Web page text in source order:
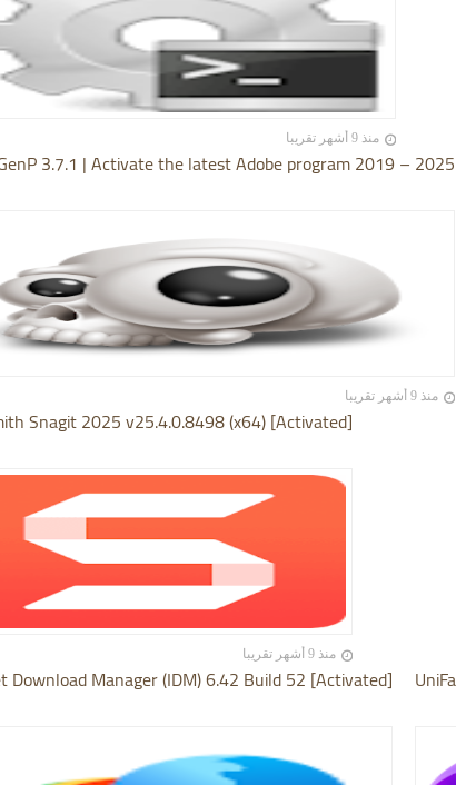
منذ 9 أشهر تقريبا
3.7.1 | Activate the latest Adobe program 2019 – 2025
منذ 9 أشهر تقريبا
Snagit 2025 v25.4.0.8498 (x64) [Activated]
منذ 9 أشهر تقريبا
Download Manager (IDM) 6.42 Build 52 [Activated]